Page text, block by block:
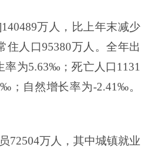
万人，比上年末减少
住人口95380万人。全年出
率为5.63‰；死亡人口1131
；自然增长率为-2.41‰。
72504万人，其中城镇就业